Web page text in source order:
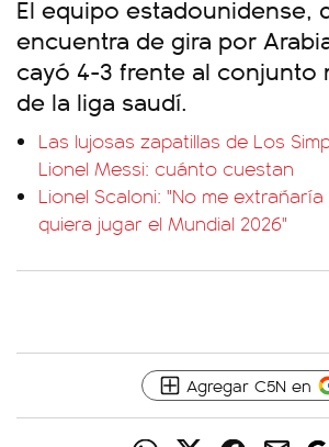
El equipo estadounidense,
encuentra de gira por
cayó 4-3 frente al conjunto
de la liga saudí.
Las lujosas zapatillas de Los
Lionel Messi: cuánto cuestan
Lionel Scaloni: "No me
quiera jugar el Mundial 2026"
Agregar C5N en